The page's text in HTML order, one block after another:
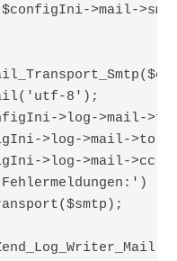
>mail-
8');
>log->mail-
>log->mail->to)
>log->mail->cc)